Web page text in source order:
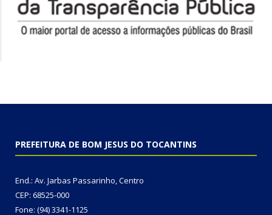
PREFEITURA DE BOM JESUS DO TOCANTINS
End.: Av. Jarbas Passarinho, Centro
CEP: 68525-000
Fone: (94) 3341-1125